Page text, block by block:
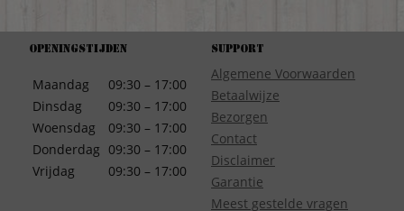
Openingstijden
Maandag
Dinsdag
Woensdag
Donderdag
Vrijdag
09:30 – 17:00
09:30 – 17:00
09:30 – 17:00
09:30 – 17:00
09:30 – 17:00
Support
Algemene Voorwaarden
Betaalwijze
Bezorgen
Contact
Disclaimer
Garantie
Meest gestelde vragen